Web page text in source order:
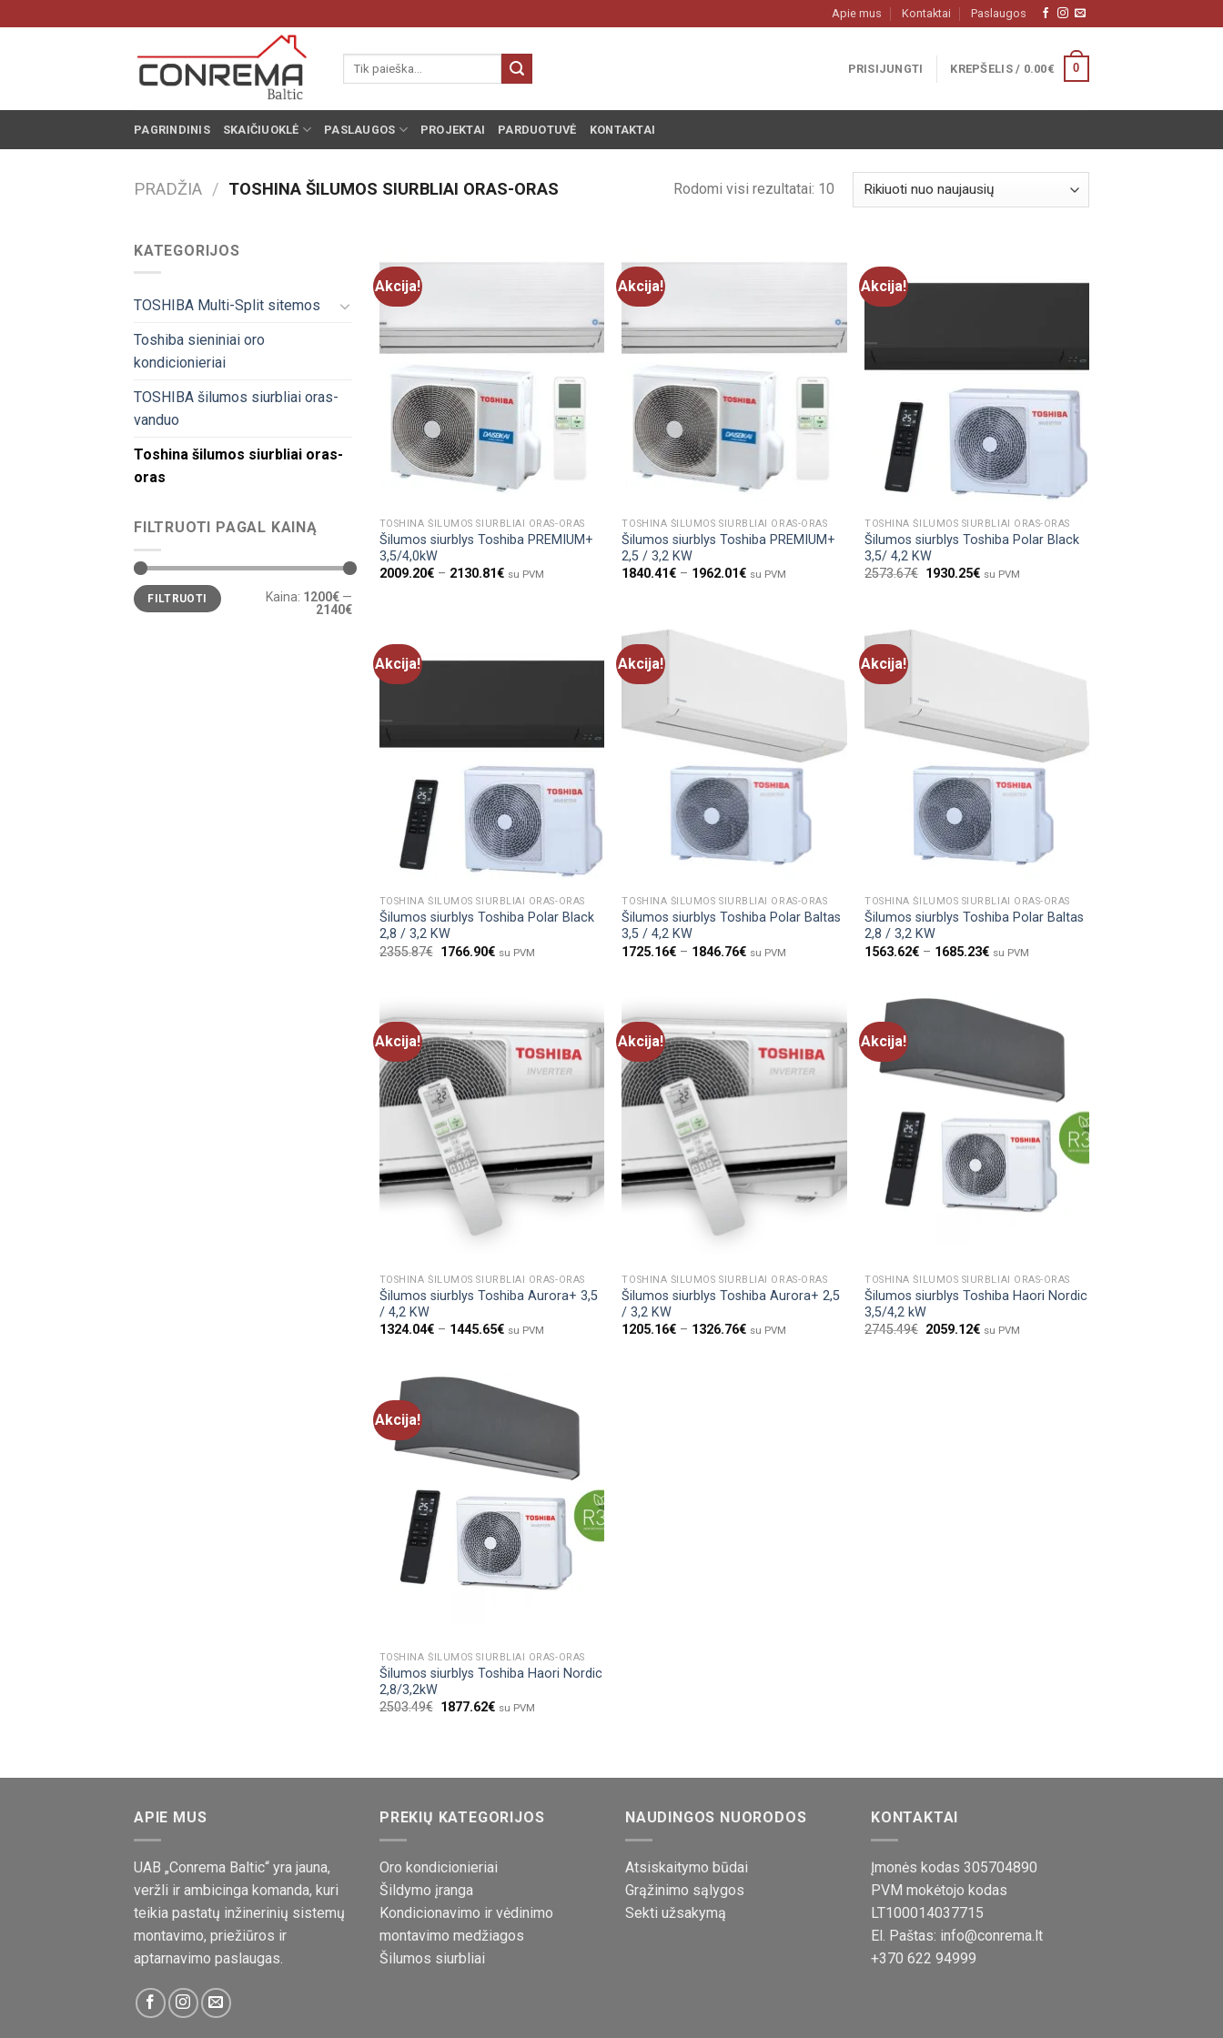
prie
Apie mus Kontaktai Paslaugos
Ieškoti:
PRISIJUNGTI KREPŠELIS / 0.00€ 0
PAGRINDINIS SKAIČIUOKLĖ PASLAUGOS PROJEKTAI PARDUOTUVĖ KONTAKTAI
PRADŽIA / TOSHINA ŠILUMOS SIURBLIAI ORAS-ORAS Rodomi visi rezultatai: 10
KATEGORIJOS
TOSHIBA Multi-Split sitemos
Toshiba sieniniai oro
kondicionieriai
TOSHIBA šilumos siurbliai oras-
vanduo
Toshina šilumos siurbliai oras-
oras
FILTRUOTI PAGAL KAINĄ
Min
kaina
Maks
kainaFILTRUOTI Kaina: 1200€ —
2140€
Akcija!
TOSHINA ŠILUMOS SIURBLIAI ORAS-ORAS
Šilumos siurblys Toshiba PREMIUM+
3,5/4,0kW
2009.20€– 2130.81€ su PVM
Akcija!
TOSHINA ŠILUMOS SIURBLIAI ORAS-ORAS
Šilumos siurblys Toshiba PREMIUM+
2,5 / 3,2 KW
1840.41€ – 1962.01€ su PVM
Akcija!
TOSHINA ŠILUMOS SIURBLIAI ORAS-ORAS
Šilumos siurblys Toshiba Polar Black
3,5/ 4,2 KW
2573.67€ 1930.25€ su PVM
Akcija!
TOSHINA ŠILUMOS SIURBLIAI ORAS-ORAS
Šilumos siurblys Toshiba Polar Black
2,8 / 3,2 KW
2355.87€ 1766.90€ su PVM
Akcija!
TOSHINA ŠILUMOS SIURBLIAI ORAS-ORAS
Šilumos siurblys Toshiba Polar Baltas
3,5 / 4,2 KW
1725.16€ – 1846.76€ su PVM
Akcija!
TOSHINA ŠILUMOS SIURBLIAI ORAS-ORAS
Šilumos siurblys Toshiba Polar Baltas
2,8 / 3,2 KW
1563.62€ – 1685.23€ su PVM
Akcija!
TOSHINA ŠILUMOS SIURBLIAI ORAS-ORAS
Šilumos siurblys Toshiba Aurora+ 3,5
/ 4,2 KW
1324.04€– 1445.65€ su PVM
Akcija!
TOSHINA ŠILUMOS SIURBLIAI ORAS-ORAS
Šilumos siurblys Toshiba Aurora+ 2,5
/ 3,2 KW
1205.16€ – 1326.76€ su PVM
Akcija!
TOSHINA ŠILUMOS SIURBLIAI ORAS-ORAS
Šilumos siurblys Toshiba Haori Nordic
3,5/4,2 kW
2745.49€ 2059.12€ su PVM
Akcija!
TOSHINA ŠILUMOS SIURBLIAI ORAS-ORAS
Šilumos siurblys Toshiba Haori Nordic
2,8/3,2kW
2503.49€ 1877.62€ su PVM
APIE MUS
UAB „Conrema Baltic“ yra jauna,
veržli ir ambicinga komanda, kuri
teikia pastatų inžinerinių sistemų
montavimo, priežiūros ir
aptarnavimo paslaugas.
PREKIŲ KATEGORIJOS
Oro kondicionieriai
Šildymo įranga
Kondicionavimo ir vėdinimo
montavimo medžiagos
Šilumos siurbliai
NAUDINGOS NUORODOS
Atsiskaitymo būdai
Grąžinimo sąlygos
Sekti užsakymą
KONTAKTAI
Įmonės kodas 305704890
PVM mokėtojo kodas
LT100014037715
El. Paštas: info@conrema.lt
+370 622 94999